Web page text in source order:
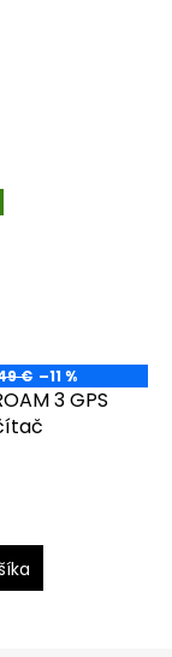
€ –11 %
3 GPS